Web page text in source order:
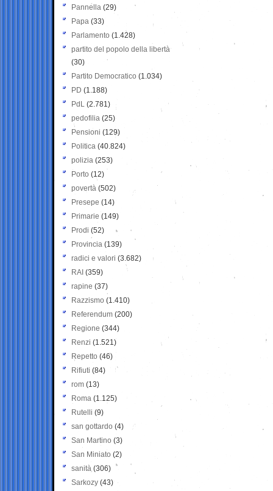
Pannella (29)
Papa (33)
Parlamento (1.428)
partito del popolo della libertà
(30)
Partito Democratico (1.034)
PD (1.188)
PdL (2.781)
pedofilia (25)
Pensioni (129)
Politica (40.824)
polizia (253)
Porto (12)
povertà (502)
Presepe (14)
Primarie (149)
Prodi (52)
Provincia (139)
radici e valori (3.682)
RAI (359)
rapine (37)
Razzismo (1.410)
Referendum (200)
Regione (344)
Renzi (1.521)
Repetto (46)
Rifiuti (84)
rom (13)
Roma (1.125)
Rutelli (9)
san gottardo (4)
San Martino (3)
San Miniato (2)
sanità (306)
Sarkozy (43)